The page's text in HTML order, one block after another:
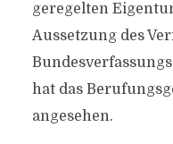
geregelten
Aussetzung des
hat das
angesehen.